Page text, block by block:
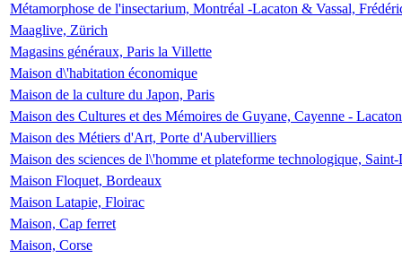
Métamorphose de l'insectarium, Montréal -Lacaton & Vassal,
Maaglive, Zürich
Magasins généraux, Paris la Villette
Maison d\'habitation économique
Maison de la culture du Japon, Paris
Maison des Cultures et des Mémoires de Guyane, Cayenne -
Maison des Métiers d'Art, Porte d'Aubervilliers
Maison des sciences de l\'homme et plateforme technologique,
Maison Floquet, Bordeaux
Maison Latapie, Floirac
Maison, Cap ferret
Maison, Corse